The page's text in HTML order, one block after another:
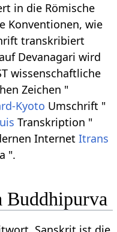
in die Römische
Konventionen, wie
transkribiert
Devanagari wird
wissenschaftliche
Zeichen "
Kyoto Umschrift "
Transkription "
InternetItrans
".
Buddhipurva